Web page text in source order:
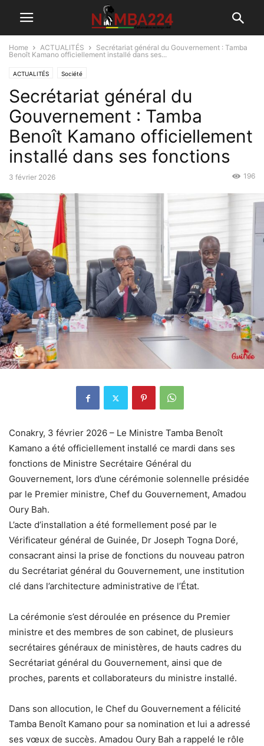
Home ACTUALITÉS
Secrétariat général du Gouvernement : Tamba
Benoît Kamano officiellement installé dans ses...
ACTUALITÉS Société
Secrétariat général du
Gouvernement : Tamba
Benoît Kamano officiellement
installé dans ses fonctions
3 février 2026 196
Conakry, 3 février 2026 – Le Ministre Tamba Benoît
Kamano a été officiellement installé ce mardi dans ses
fonctions de Ministre Secrétaire Général du
Gouvernement, lors d’une cérémonie solennelle présidée
par le Premier ministre, Chef du Gouvernement, Amadou
Oury Bah.
L’acte d’installation a été formellement posé par le
Vérificateur général de Guinée, Dr Joseph Togna Doré,
consacrant ainsi la prise de fonctions du nouveau patron
du Secrétariat général du Gouvernement, une institution
clé dans l’architecture administrative de l’État.
La cérémonie s’est déroulée en présence du Premier
ministre et des membres de son cabinet, de plusieurs
secrétaires généraux de ministères, de hauts cadres du
Secrétariat général du Gouvernement, ainsi que de
proches, parents et collaborateurs du ministre installé.
Dans son allocution, le Chef du Gouvernement a félicité
Tamba Benoît Kamano pour sa nomination et lui a adressé
ses vœux de succès. Amadou Oury Bah a rappelé le rôle